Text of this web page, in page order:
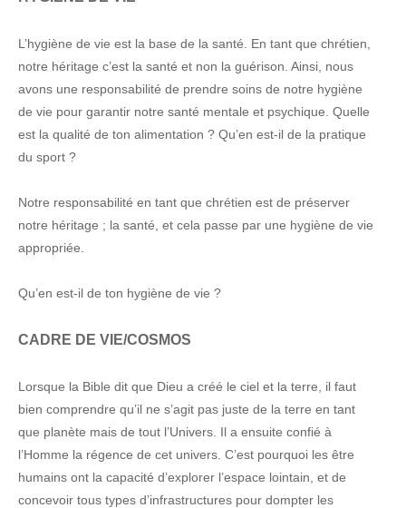
L’hygiène de vie est la base de la santé. En tant que chrétien,
notre héritage c’est la santé et non la guérison. Ainsi, nous
avons une responsabilité de prendre soins de notre hygiène
de vie pour garantir notre santé mentale et psychique. Quelle
est la qualité de ton alimentation ? Qu’en est-il de la pratique
du sport ?
Notre responsabilité en tant que chrétien est de préserver
notre héritage ; la santé, et cela passe par une hygiène de vie
appropriée.
Qu’en est-il de ton hygiène de vie ?
CADRE DE VIE/COSMOS
Lorsque la Bible dit que Dieu a créé le ciel et la terre, il faut
bien comprendre qu’il ne s’agit pas juste de la terre en tant
que planète mais de tout l’Univers. Il a ensuite confié à
l’Homme la régence de cet univers. C’est pourquoi les être
humains ont la capacité d’explorer l’espace lointain, et de
concevoir tous types d’infrastructures pour dompter les